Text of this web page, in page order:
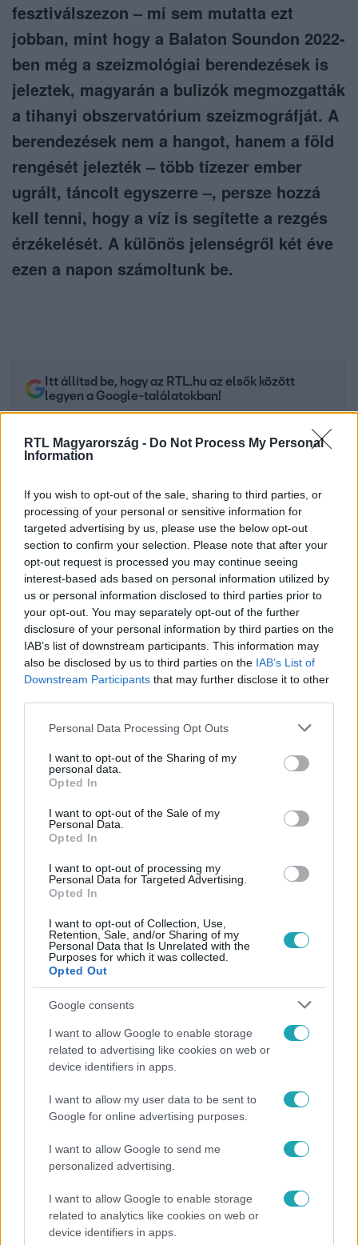
RTL Magyarország - Do Not Process My Personal
Information
If you wish to opt-out of the sale, sharing to third parties, or
processing of your personal or sensitive information for
targeted advertising by us, please use the below opt-out
section to confirm your selection. Please note that after your
opt-out request is processed you may continue seeing
interest-based ads based on personal information utilized by
us or personal information disclosed to third parties prior to
your opt-out. You may separately opt-out of the further
disclosure of your personal information by third parties on the
IAB’s list of downstream participants. This information may
also be disclosed by us to third parties on the IAB’s List of
Downstream Participants that may further disclose it to other
Please note that this website/app uses one or more Google
not limited to your visit or usage behaviour. You may click to
grant or deny consent to Google and its third-party tags to
use your data for below specified purposes in below Google
consent section.
Personal Data Processing Opt Outs
I want to opt-out of the Sharing of my
personal data.
Opted In
I want to opt-out of the Sale of my
Personal Data.
Opted In
I want to opt-out of processing my
Personal Data for Targeted Advertising.
Opted In
I want to opt-out of Collection, Use,
Retention, Sale, and/or Sharing of my
Personal Data that Is Unrelated with the
Purposes for which it was collected.
Opted Out
Google consents
I want to allow Google to enable storage
related to advertising like cookies on web or
device identifiers in apps.
I want to allow my user data to be sent to
Google for online advertising purposes.
I want to allow Google to send me
personalized advertising.
I want to allow Google to enable storage
related to analytics like cookies on web or
device identifiers in apps.
fesztiválszezon – mi sem mutatta ezt
jobban, mint hogy a Balaton Soundon 2022-
ben még a szeizmológiai berendezések is
jeleztek, magyarán a bulizók megmozgatták
a tihanyi obszervatórium szeizmográfját. A
berendezések nem a hangot, hanem a föld
rengését jelezték – több tízezer ember
ugrált, táncolt egyszerre –, persze hozzá
kell tenni, hogy a víz is segítette a rezgés
érzékelését. A különös jelenségről két éve
ezen a napon számoltunk be.
Itt állítsd be, hogy az RTL.hu az elsők között
legyen a Google-találatokban!
Kövess minket, és értesülj a friss hírekről a
Facebookon is!
Követem
VIDEÓ #EZEN A NAPON
FÖLDRENGÉS #
Népszerű